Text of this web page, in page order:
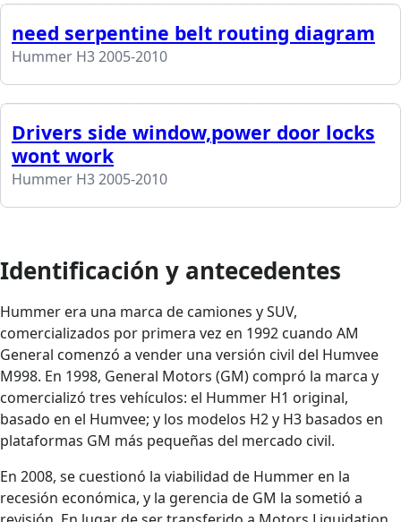
need serpentine belt routing diagram
Hummer H3 2005-2010
Drivers side window,power door locks
wont work
Hummer H3 2005-2010
Identificación y antecedentes
Hummer era una marca de camiones y SUV,
comercializados por primera vez en 1992 cuando AM
General comenzó a vender una versión civil del Humvee
M998. En 1998, General Motors (GM) compró la marca y
comercializó tres vehículos: el Hummer H1 original,
basado en el Humvee; y los modelos H2 y H3 basados ​​en
plataformas GM más pequeñas del mercado civil.
En 2008, se cuestionó la viabilidad de Hummer en la
recesión económica, y la gerencia de GM la sometió a